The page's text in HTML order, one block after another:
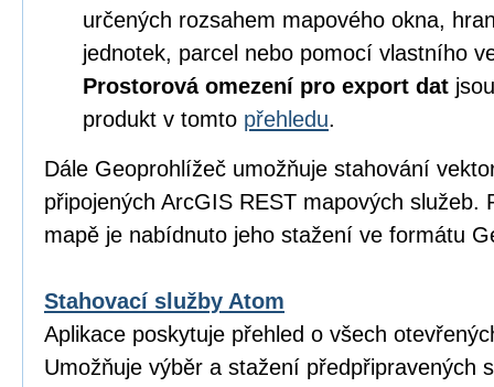
určených rozsahem mapového okna,
jednotek, parcel nebo pomocí vlastního
Prostorová omezení pro export dat
produkt v tomto přehledu.
Dále Geoprohlížeč umožňuje stahování
připojených ArcGIS REST mapových služeb.
mapě je nabídnuto jeho stažení ve formátu
Stahovací služby Atom
Aplikace poskytuje přehled o všech
Umožňuje výběr a stažení předpřipravených